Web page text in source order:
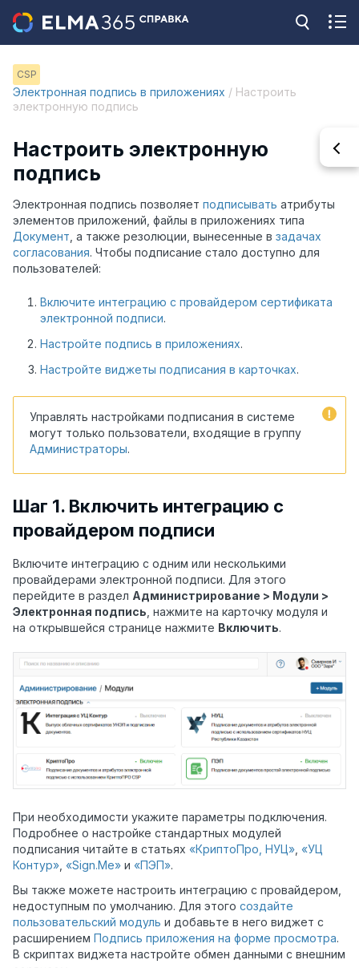
CSP
Электронная подпись в приложениях / Настроить
электронную подпись
Настроить электронную
подпись
Электронная подпись позволяет подписывать атрибуты
элементов приложений, файлы в приложениях типа
Документ , а также резолюции, вынесенные в задачах
согласования. Чтобы подписание стало доступно для
пользователей:
Включите интеграцию с провайдером сертификата
электронной подписи.
Настройте подпись в приложениях.
Настройте виджеты подписания в карточках.
Управлять настройками подписания в системе
могут только пользователи, входящие в группу
Администраторы.
Шаг 1. Включить интеграцию с
провайдером подписи
Включите интеграцию с одним или несколькими
провайдерами электронной подписи. Для этого
перейдите в раздел Администрирование > Модули >
Электронная подпись , нажмите на карточку модуля и
на открывшейся странице нажмите Включить.
При необходимости укажите параметры подключения.
Подробнее о настройке стандартных модулей
подписания читайте в статьях «КриптоПро, НУЦ» «УЦ
Контур» «Sign.Me» и «ПЭП».
Вы также можете настроить интеграцию с провайдером,
недоступным по умолчанию. Для этого создайте
пользовательский модуль и добавьте в него виджет с
расширением Подпись приложения на форме просмотра.
В скриптах виджета настройте обмен данными с внешним